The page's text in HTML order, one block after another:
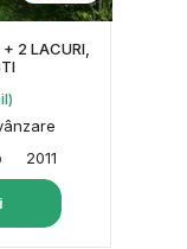
2 LACURI,
2011